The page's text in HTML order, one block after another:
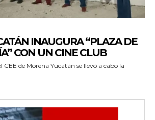
INAUGURA “PLAZA DE
CON UN CINE CLUB
CEE de Morena Yucatán se llevó a cabo la